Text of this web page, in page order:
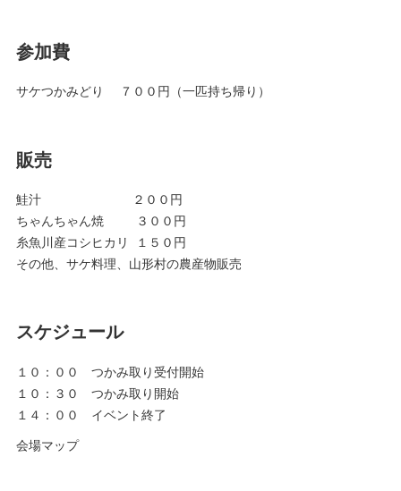
参加費
サケつかみどり ７００円（一匹持ち帰り）
販売
鮭汁 ２００円
ちゃんちゃん焼 ３００円
糸魚川産コシヒカリ １５０円
その他、サケ料理、山形村の農産物販売
スケジュール
１０：００ つかみ取り受付開始
１０：３０ つかみ取り開始
１４：００ イベント終了
会場マップ